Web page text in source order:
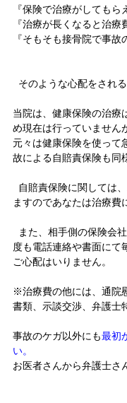
『保険で治療がしてもら
『治療が長くなると治療
『そもそも接骨院で事故
そのような心配をされ
当院は、健康保険の治療
め現在は行っていません
元々は健康保険を使って
故による自賠責保険も同
自賠責保険に関しては
ますのであなたは治療費
また、相手側の保険会
度も電話連絡や書面にて
ご心配はいりません。
※治療費の他には、通院
書類、示談交渉、弁護士
事故のケガ以外にも最初
い。
お医者さんから弁護士さ